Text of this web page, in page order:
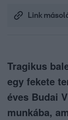
Link
Tragikus
egy fekete
éves Budai
munkába,